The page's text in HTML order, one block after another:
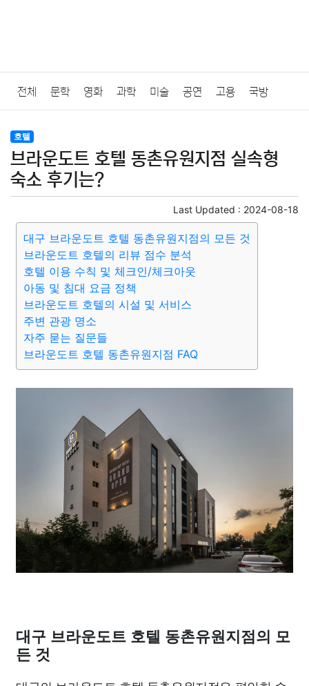
전체 문학 영화 과학 미술 공연 고용 국방
법률
질병 가요 방송 일상 주식 암호화폐 블록체인
미용 증권 인테리어
요리 상품리뷰 원예 금융 게임 스포츠 사진
대출 자동차 취미 여행 맛집 IT
종교 사회 정치
부동산 외국어 교육 교통 생활
호텔
브라운도트 호텔 동촌유원지점 실속형
숙소 후기는?
Last Updated : 2024-08-18
대구 브라운도트 호텔 동촌유원지점의 모든 것
브라운도트 호텔의 리뷰 점수 분석
호텔 이용 수칙 및 체크인/체크아웃
아동 및 침대 요금 정책
브라운도트 호텔의 시설 및 서비스
주변 관광 명소
자주 묻는 질문들
브라운도트 호텔 동촌유원지점 FAQ
대구 브라운도트 호텔 동촌유원지점의 모
든 것